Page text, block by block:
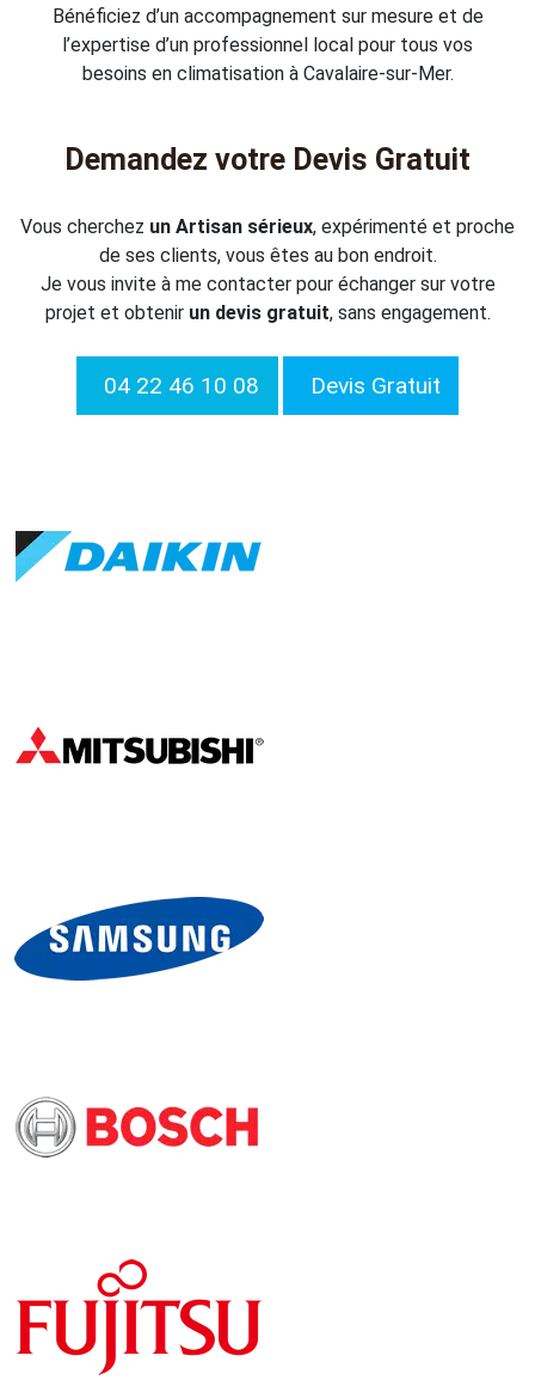
Bénéficiez d’un accompagnement sur mesure et de
l’expertise d’un professionnel local pour tous vos
besoins en climatisation à Cavalaire-sur-Mer.
Demandez votre Devis Gratuit
Vous cherchez un Artisan sérieux, expérimenté et proche
de ses clients, vous êtes au bon endroit.
Je vous invite à me contacter pour échanger sur votre
projet et obtenir un devis gratuit, sans engagement.
04 22 46 10 08 Devis Gratuit